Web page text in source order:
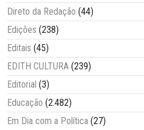
Direto da Redação (44)
Edições (238)
Editais (45)
EDITH CULTURA (239)
Editorial (3)
Educação (2.482)
Em Dia com a Política (27)